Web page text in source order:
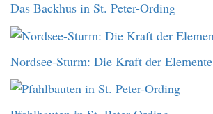
Das Backhus in St. Peter-Ording
Nordsee-Sturm: Die Kraft der Elemente